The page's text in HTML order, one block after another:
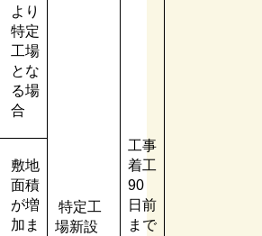
より
特定
工場
とな
る場
合
特定工
場新設
工事
着工
90
日前
まで
敷地
面積
が増
加ま